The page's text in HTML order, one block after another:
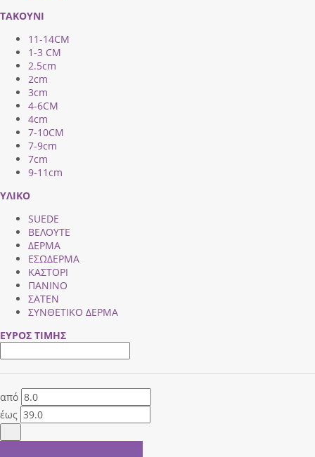
ΤΑΚΟΥΝΙ
11-14CM
1-3 CM
2.5cm
2cm
3cm
4-6CM
4cm
7-10CM
7-9cm
7cm
9-11cm
ΥΛΙΚΟ
SUEDE
ΒΕΛΟΥΤΕ
ΔΕΡΜΑ
ΕΣΩΔΕΡΜΑ
ΚΑΣΤΟΡΙ
ΠΑΝΙΝΟ
ΣΑΤΕΝ
ΣΥΝΘΕΤΙΚΟ ΔΕΡΜΑ
ΕΥΡΟΣ ΤΙΜΗΣ
από
έως